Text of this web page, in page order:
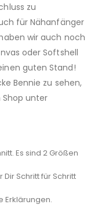
zu
für Nähanfänger
wir auch noch
oder Softshell
guten Stand!
Bennie zu sehen,
unter
Es sind 2 Größen
Schritt für Schritt
Erklärungen.